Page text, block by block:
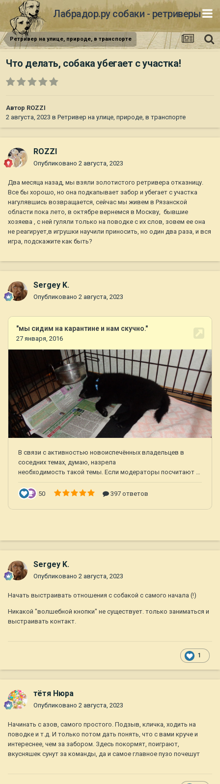
Лабрадор.ру собаки - ретриверы
Ретривер на улице, природе, в транспорте
Что делать, собака убегает с участка!
Автор ROZZI
2 августа, 2023 в Ретривер на улице, природе, в транспорте
ROZZI
Опубликовано 2 августа, 2023
Два месяца назад, мы взяли золотистого ретривера отказницу.
Все бы хорошо, но она подкапывает забор и убегает с участка
нагулявшись возвращается, сейчас мы живем в Рязанской
области пока лето, в октябре вернемся в Москву, бывшие
хозяева , с ней гуляли только на поводке с их слов, зовем ее она
не реагирует,в игрушки научили приносить, но один два раза, и вся
игра, подскажите как быть?
Sergey K.
Опубликовано 2 августа, 2023
Sergey K.
Опубликовано 2 августа, 2023
Начать выстраивать отношения с собакой с самого начала (!)
Никакой "волшебной кнопки" не существует. только заниматься и
выстраивать контакт.
1
тётя Нюра
Опубликовано 2 августа, 2023
Начинать с азов, самого простого. Подзыв, кличка, ходить на
поводке и т.д. И только потом дать понять, что с вами круче и
интереснее, чем за забором. Здесь покормят, поиграют,
вкусняшек сунут за команды, да и самое главное пузо почешут